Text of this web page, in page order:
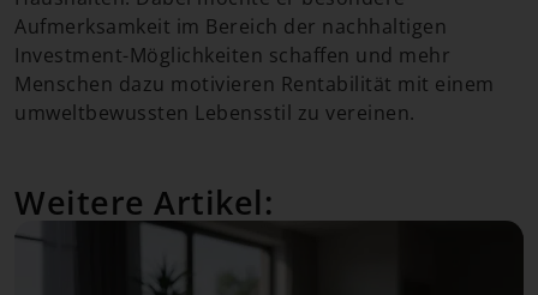
Aufmerksamkeit im Bereich der nachhaltigen
Investment-Möglichkeiten schaffen und mehr
Menschen dazu motivieren Rentabilität mit einem
umweltbewussten Lebensstil zu vereinen.
Weitere Artikel: